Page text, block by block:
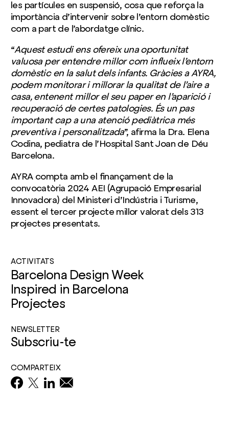
les partícules en suspensió, cosa que reforça la
importància d’intervenir sobre l’entorn domèstic
com a part de l’abordatge clínic.
“Aquest estudi ens ofereix una oportunitat
valuosa per entendre millor com influeix l’entorn
domèstic en la salut dels infants. Gràcies a AYRA,
podem monitorar i millorar la qualitat de l’aire a
casa, entenent millor el seu paper en l’aparició i
recuperació de certes patologies. És un pas
important cap a una atenció pediàtrica més
preventiva i personalitzada”, afirma la Dra. Elena
Codina, pediatra de l’Hospital Sant Joan de Déu
Barcelona.
AYRA compta amb el finançament de la
convocatòria 2024 AEI (Agrupació Empresarial
Innovadora) del Ministeri d’Indústria i Turisme,
essent el tercer projecte millor valorat dels 313
projectes presentats.
ACTIVITATS
Barcelona Design Week
Inspired in Barcelona
Projectes
NEWSLETTER
Subscriu-te
COMPARTEIX